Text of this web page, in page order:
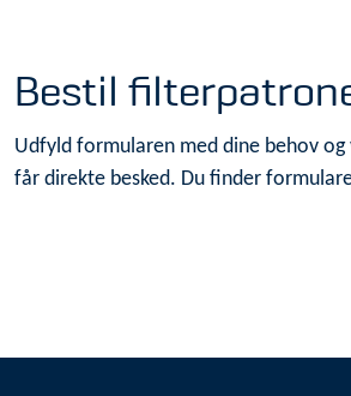
Bestil
Udfyld formularen med dine behov
får direkte besked. Du finder